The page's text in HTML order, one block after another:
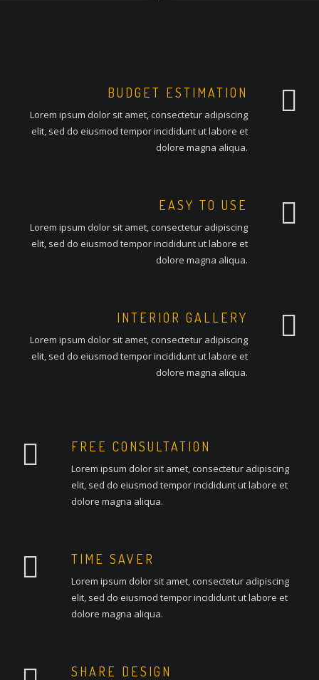
BUDGET ESTIMATION
Lorem ipsum dolor sit amet, consectetur adipiscing
elit, sed do eiusmod tempor incididunt ut labore et
dolore magna aliqua.
EASY TO USE
Lorem ipsum dolor sit amet, consectetur adipiscing
elit, sed do eiusmod tempor incididunt ut labore et
dolore magna aliqua.
INTERIOR GALLERY
Lorem ipsum dolor sit amet, consectetur adipiscing
elit, sed do eiusmod tempor incididunt ut labore et
dolore magna aliqua.
FREE CONSULTATION
Lorem ipsum dolor sit amet, consectetur adipiscing
elit, sed do eiusmod tempor incididunt ut labore et
dolore magna aliqua.
TIME SAVER
Lorem ipsum dolor sit amet, consectetur adipiscing
elit, sed do eiusmod tempor incididunt ut labore et
dolore magna aliqua.
SHARE DESIGN